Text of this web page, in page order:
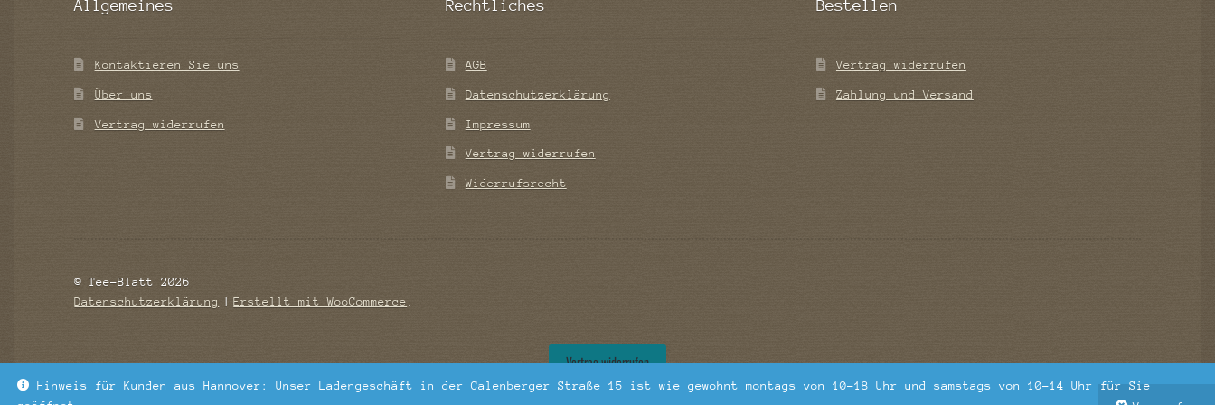
Hinweis für Kunden aus Hannover: Unser Ladengeschäft in der Calenberger Straße 15 ist wie gewohnt montags von 10-18 Uhr und samstags von 10-14 Uhr für Sie
Allgemeines
Kontaktieren Sie uns
Über uns
Vertrag widerrufen
Rechtliches
AGB
Datenschutzerklärung
Impressum
Vertrag widerrufen
Widerrufsrecht
Bestellen
Vertrag widerrufen
Zahlung und Versand
© Tee-Blatt 2026
Datenschutzerklärung
Erstellt mit WooCommerce
Vertrag widerrufen